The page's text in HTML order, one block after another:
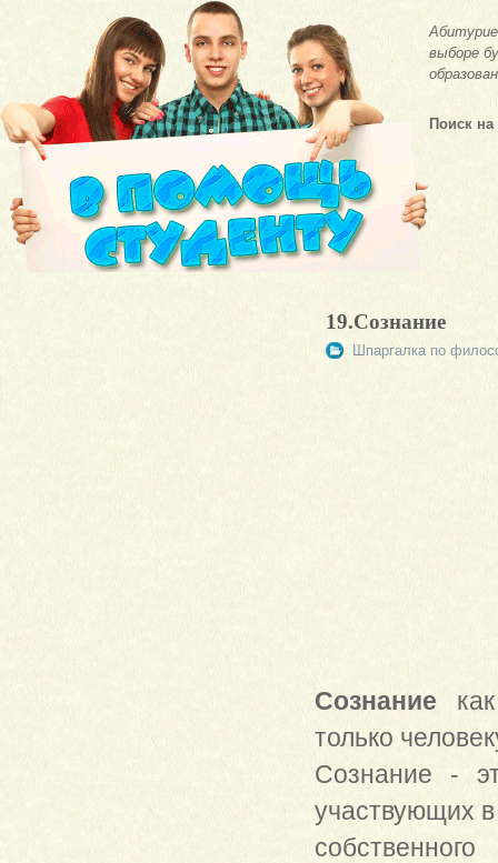
выборе
Поиск на
19.Сознание
Шпаргалка по
Сознание
только
Сознание -
участвующих